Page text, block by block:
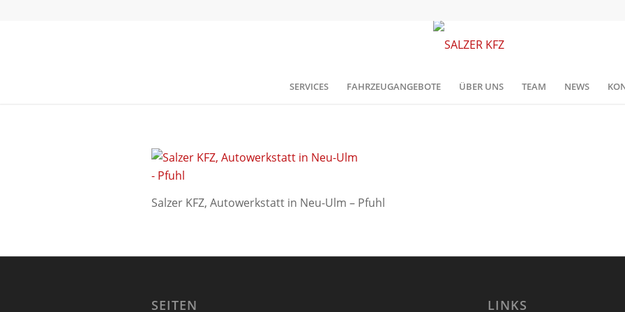
SERVICES FAHRZEUGANGEBOTE ÜBER UNS TEAM NEWS
Salzer KFZ, Autowerkstatt in Neu-Ulm – Pfuhl
SEITEN LINKS